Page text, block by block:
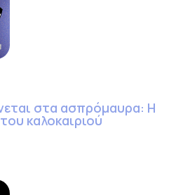
στα ασπρόμαυρα: Η
καλοκαιριού